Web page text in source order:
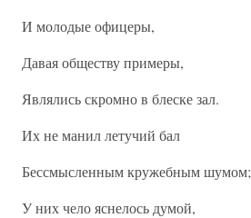
И молодые офицеры,
Давая обществу примеры,
Являлись скромно в блеске зал.
Их не манил летучий бал
Бессмысленным кружебным шумом;
У них чело яснелось думой,